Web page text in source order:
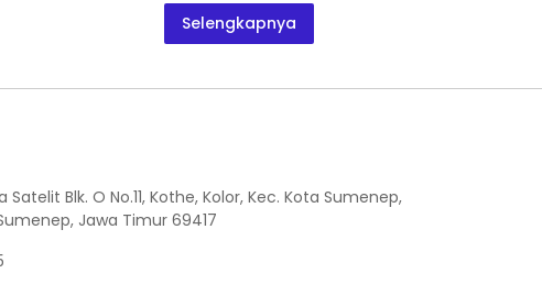
Selengkapnya
Satelit Blk. O No.11, Kothe, Kolor, Kec. Kota Sumenep,
Jawa Timur 69417